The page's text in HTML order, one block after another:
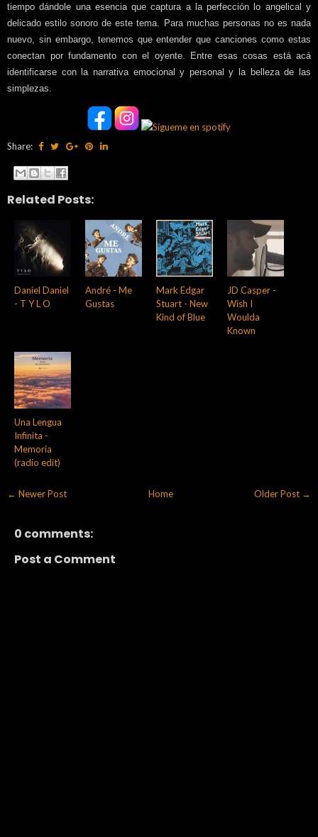
tiempo dándole una esencia que captura a la perfección lo angelical y
delicado estilo sonoro de este tema. Para muchas personas no es nada
nuevo, sin embargo, tenemos que entender que canciones como estas
conectan por fundamento con el oyente. Entre esas cosas está acá
identificarse con la narrativa emocional y personal y la belleza de las
simplezas.
Share:
Related Posts:
Daniel Daniel
- T Y L O
André - Me
Gustas
Mark Edgar
Stuart - New
Kind of Blue
JD Casper -
Wish I
Woulda
Known
Una Lengua
Infinita -
Memoria
(radio edit)
← Newer Post Older Post →
Home
0 comments:
Post a Comment